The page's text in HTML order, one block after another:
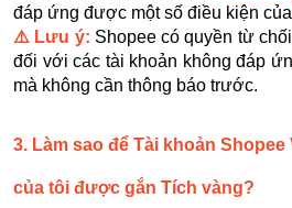
đáp ứng được một số điều kiện
⚠️ Lưu ý: Shopee có quyền từ
đối với các tài khoản không đáp
mà không cần thông báo trước.
3. Làm sao để Tài khoản
của tôi được gắn Tích vàng?